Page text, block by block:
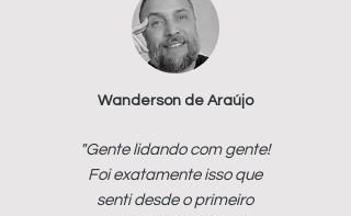
Wanderson de Araújo
"Gente lidando com gente!
Foi exatamente isso que
senti desde o primeiro